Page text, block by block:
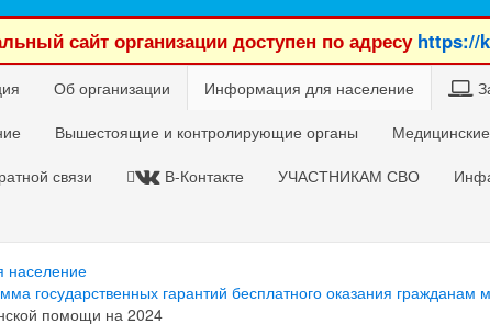
сайт организации доступен по адресу https://
Об организации Информация для население
Вышестоящие и контролирующие органы
связи В-Контакте УЧАСТНИКАМ СВО
государственных гарантий бесплатного оказания
помощи на 2024